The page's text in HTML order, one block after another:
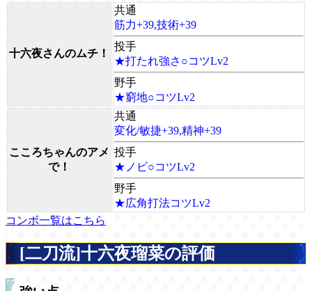
十六夜さんのムチ！
共通
筋力+39,技術+39
投手
★打たれ強さ○コツLv2
野手
★窮地○コツLv2
こころちゃんのアメ
で！
共通
変化/敏捷+39,精神+39
投手
★ノビ○コツLv2
野手
★広角打法コツLv2
コンボ一覧はこちら
[二刀流]十六夜瑠菜の評価